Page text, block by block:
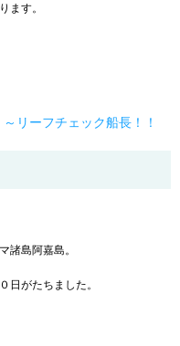
ます。
リーフチェック船長！！
諸島阿嘉島。
日がたちました。